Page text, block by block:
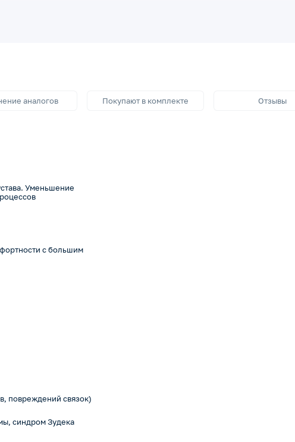
аналогов Покупают в комплекте Отзывы
Уменьшение
с большим
повреждений связок)
синдром Зудека